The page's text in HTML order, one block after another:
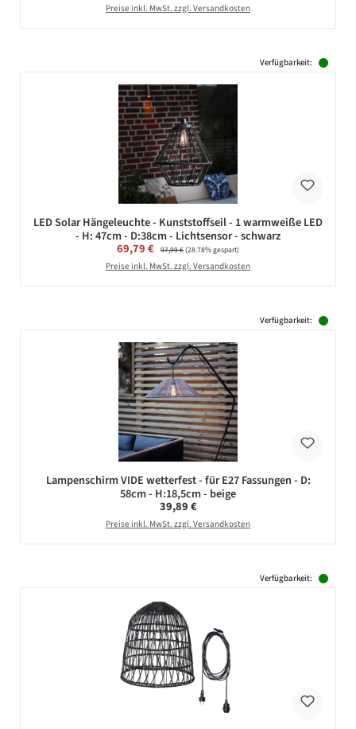
Preise inkl. MwSt. zzgl. Versandkosten
Verfügbarkeit:
LED Solar Hängeleuchte - Kunststoffseil - 1 warmweiße LED
- H: 47cm - D:38cm - Lichtsensor - schwarz
Verkaufspreis:
69,79 € Regulärer Preis:
97,99 €(28.78% gespart)
Preise inkl. MwSt. zzgl. Versandkosten
Verfügbarkeit:
Lampenschirm VIDE wetterfest - für E27 Fassungen - D:
58cm - H:18,5cm - beige
Regulärer Preis:
39,89 €
Preise inkl. MwSt. zzgl. Versandkosten
Verfügbarkeit: